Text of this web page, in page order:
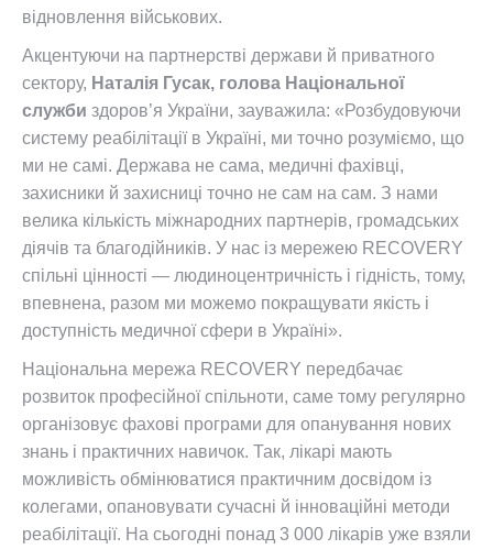
відновлення військових.
Акцентуючи на партнерстві держави й приватного
сектору, Наталія Гусак, голова Національної
служби здоров’я України, зауважила: «Розбудовуючи
систему реабілітації в Україні, ми точно розуміємо, що
ми не самі. Держава не сама, медичні фахівці,
захисники й захисниці точно не сам на сам. З нами
велика кількість міжнародних партнерів, громадських
діячів та благодійників. У нас із мережею RECOVERY
спільні цінності — людиноцентричність і гідність, тому,
впевнена, разом ми можемо покращувати якість і
доступність медичної сфери в Україні».
Національна мережа RECOVERY передбачає
розвиток професійної спільноти, саме тому регулярно
організовує фахові програми для опанування нових
знань і практичних навичок. Так, лікарі мають
можливість обмінюватися практичним досвідом із
колегами, опановувати сучасні й інноваційні методи
реабілітації. На сьогодні понад 3 000 лікарів уже взяли